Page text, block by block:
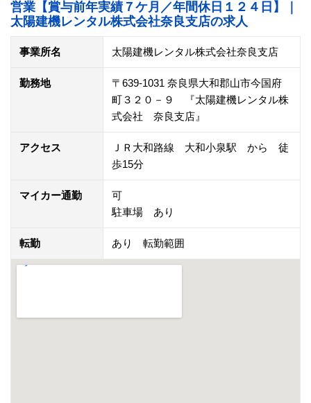
営業【賞与前年実績７ケ月／年間休日１２４日】｜
太陽建機レンタル株式会社奈良支店の求人
事業所名 太陽建機レンタル株式会社奈良支店
勤務地
〒639-1031 奈良県大和郡山市今国府
町３２０－９ 『太陽建機レンタル株
式会社 奈良支店』
アクセス
ＪＲ大和路線 大和小泉駅 から 徒
歩15分
マイカー通勤
可
駐車場 あり
転勤 あり 転勤範囲